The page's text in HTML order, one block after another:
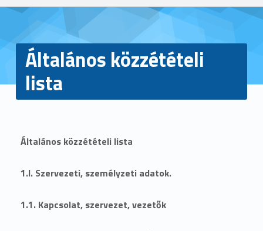
Általános közzétételi
lista
Általános közzétételi lista
1.I. Szervezeti, személyzeti adatok.
1.1. Kapcsolat, szervezet, vezetők